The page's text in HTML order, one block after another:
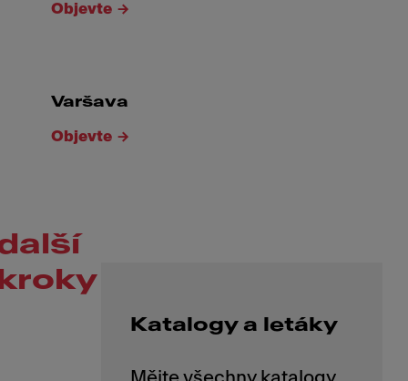
Objevte
Varšava
Objevte
Katalogy a letáky